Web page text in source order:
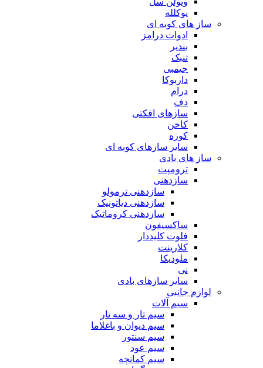
یوکلله
ساز های کوبه ای
ادوات درامز
بندیر
تنبک
جیمبی
داربوکا
درام
دف
سازهای افکتی
کاخن
کوزه
سایر سازهای کوبه ای
ساز های بادی
ترومپت
سازدهنی
سازدهنی ترمولو
سازدهنی دیاتونیک
سازدهنی کروماتیک
ساکسیفون
فلوت کلیددار
کلارینت
ملودیکا
نی
سایر سازهای بادی
لوازم جانبی
سیم آلات
سیم تار و سه تار
سیم دیوان و باغلاما
سیم سنتور
سیم عود
سیم کمانچه